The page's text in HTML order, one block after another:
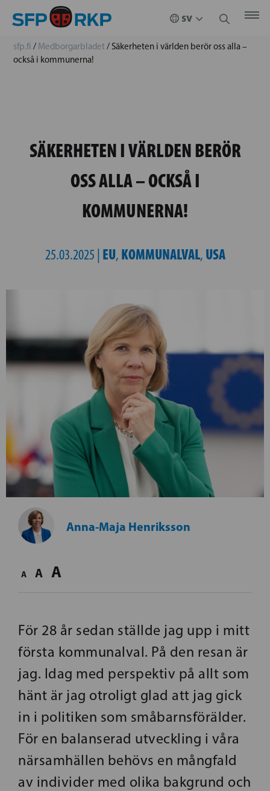
sfp.fi / Medborgarbladet/ Säkerheten i världen berör oss alla –
också i kommunerna!
SÄKERHETEN I VÄRLDEN BERÖR
OSS ALLA – OCKSÅ I
KOMMUNERNA!
25.03.2025 | EU, KOMMUNALVAL, USA
Anna-Maja Henriksson
A A A
För 28 år sedan ställde jag upp i mitt
första kommunalval. På den resan är
jag. Idag med perspektiv på allt som
hänt är jag otroligt glad att jag gick
in i politiken som småbarnsförälder.
För en balanserad utveckling i våra
närsamhällen behövs en mångfald
av individer med olika bakgrund och